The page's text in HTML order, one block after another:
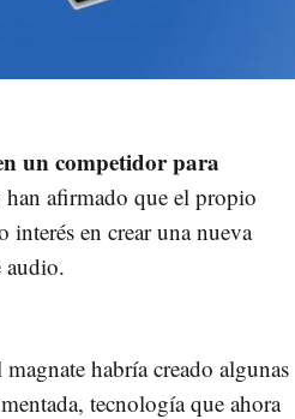
un competidor para
han afirmado que el propio
en crear una nueva
audio.
magnate habría creado algunas
tecnología que ahora